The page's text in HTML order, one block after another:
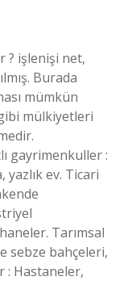
? işlenişi net,
Burada
mümkün
mülkiyetleri
gayrimenkuller :
ev. Ticari
Tarımsal
sebze bahçeleri,
: Hastaneler,